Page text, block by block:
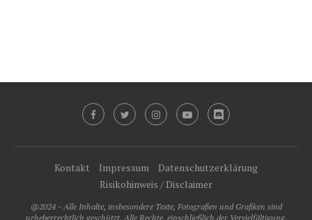
Kontakt Impressum
Datenschutzerklärung
Risikohinweis / Disclaimer
@2024 - Alle Inhalte, insbesondere Texte, Fotografien und Grafiken sind
urheberrechtlich geschützt. Alle Rechte, einschließlich der Vervielfältigung,